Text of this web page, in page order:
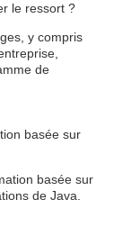
le ressort ?
y compris
de
basée sur
basée sur
de Java.